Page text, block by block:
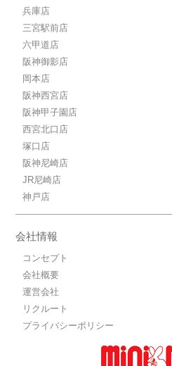
兵庫店
三宮駅前店
六甲道店
阪神御影店
岡本店
阪神西宮店
阪神甲子園店
西宮北口店
塚口店
阪神尼崎店
JR尼崎店
神戸店
会社情報
コンセプト
会社概要
運営会社
リクルート
プライバシーポリシー